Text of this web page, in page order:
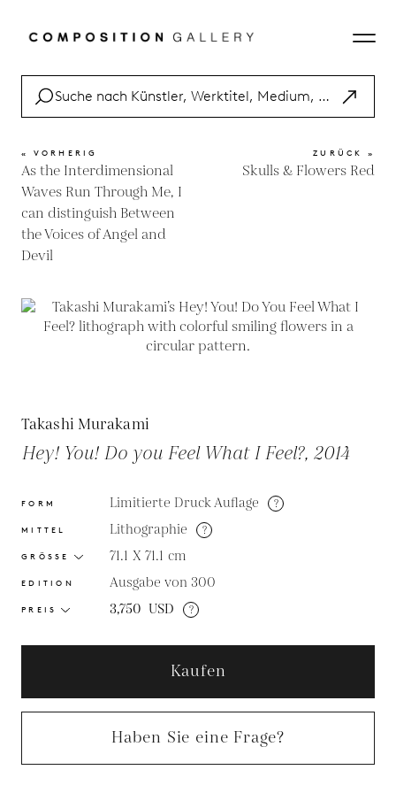
« VORHERIG
As the Interdimensional
Waves Run Through Me, I
can distinguish Between
the Voices of Angel and
Devil
ZURÜCK »
Skulls & Flowers Red
Takashi Murakami
Hey! You! Do you Feel What I Feel?, 2014
FORM Limitierte Druck Auflage ?
MITTEL Lithographie ?
GRÖSSE 71.1 X 71.1 cm
EDITION Ausgabe von 300
PREIS 3,750 USD ?
Kaufen
Haben Sie eine Frage?